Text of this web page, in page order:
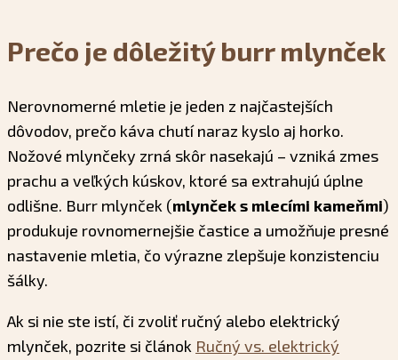
Prečo je dôležitý burr mlynček
Nerovnomerné mletie je jeden z najčastejších
dôvodov, prečo káva chutí naraz kyslo aj horko.
Nožové mlynčeky zrná skôr nasekajú – vzniká zmes
prachu a veľkých kúskov, ktoré sa extrahujú úplne
odlišne. Burr mlynček (mlynček s mlecími kameňmi)
produkuje rovnomernejšie častice a umožňuje presné
nastavenie mletia, čo výrazne zlepšuje konzistenciu
šálky.
Ak si nie ste istí, či zvoliť ručný alebo elektrický
mlynček, pozrite si článok Ručný vs. elektrický